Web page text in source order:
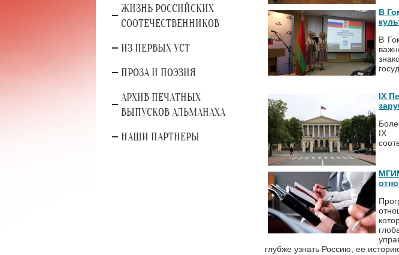
ЖИЗНЬ РОССИЙСКИХ
СООТЕЧЕСТВЕННИКОВ
ИЗ ПЕРВЫХ УСТ
ПРОЗА И ПОЭЗИЯ
АРХИВ ПЕЧАТНЫХ
ВЫПУСКОВ АЛЬМАНАХА
НАШИ ПАРТНЕРЫ
В
В
IX
IX
глубже узнать Россию, ее